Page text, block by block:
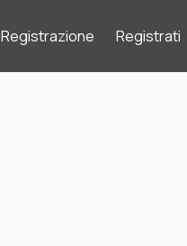
Registrazione Registrati